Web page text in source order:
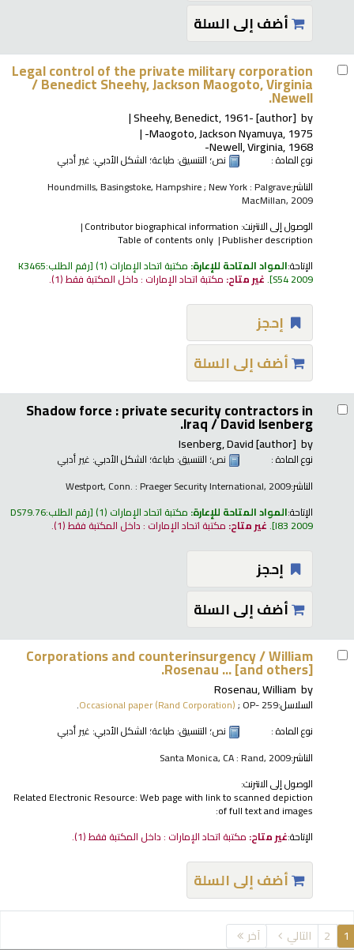
أضف إلى السلة
Legal control of the private military corporation
/Benedict Sheehy, Jackson Maogoto, Virginia
Newell.
by
Sheehy, Benedict, 1961-[author]
Maogoto, Jackson Nyamuya, 1975-
Newell, Virginia, 1968-
نوع المادة : نص؛ التنسيق: طباعة؛ الشكل الأدبي: غير أدبي
الناشر:Houndmills, Basingstoke, Hampshire ; New York : Palgrave
MacMillan, 2009
الوصول إلى الانترنت: Contributor biographical information
Publisher description
Table of contents only
الإتاحة:المواد المتاحة للإعارة: مكتبة اتحاد الإمارات (1) رقم الطلب:K3465
S54 2009
.غير متاح: مكتبة اتحاد الإمارات : داخل المكتبة فقط(1).
إحجز
أضف إلى السلة
Shadow force : private security contractors in
Iraq /David Isenberg.
by
Isenberg, David[author]
نوع المادة : نص؛ التنسيق: طباعة؛ الشكل الأدبي: غير أدبي
الناشر:Westport, Conn. : Praeger Security International, 2009
الإتاحة:المواد المتاحة للإعارة: مكتبة اتحاد الإمارات (1) رقم الطلب:DS79.76
I83 2009
.غير متاح: مكتبة اتحاد الإمارات : داخل المكتبة فقط(1).
إحجز
أضف إلى السلة
Corporations and counterinsurgency /William
Rosenau ... [and others].
by
Rosenau, William
السلاسل: Occasional paper (Rand Corporation); OP- 259.
نوع المادة :
نص؛ التنسيق: طباعة؛ الشكل الأدبي: غير أدبي
الناشر:Santa Monica, CA : Rand, 2009
الوصول إلى الانترنت:
Related Electronic Resource: Web page with link to scanned depiction
of full text and images:
الإتاحة:غير متاح: مكتبة اتحاد الإمارات : داخل المكتبة فقط(1).
أضف إلى السلة
1
2 التالي آخر